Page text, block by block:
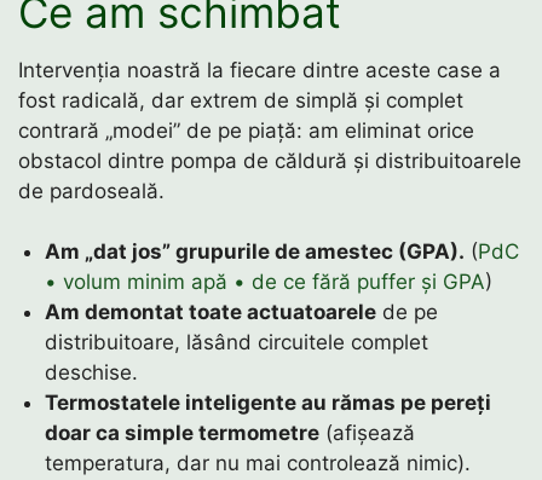
Ce am schimbat
Intervenția noastră la fiecare dintre aceste case a
fost radicală, dar extrem de simplă și complet
contrară „modei” de pe piață: am eliminat orice
obstacol dintre pompa de căldură și distribuitoarele
de pardoseală.
Am „dat jos” grupurile de amestec (GPA). (PdC
• volum minim apă • de ce fără puffer și GPA)
Am demontat toate actuatoarele de pe
distribuitoare, lăsând circuitele complet
deschise.
Termostatele inteligente au rămas pe pereți
doar ca simple termometre (afișează
temperatura, dar nu mai controlează nimic).